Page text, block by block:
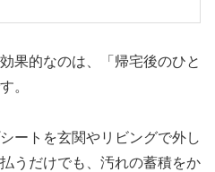
果的なのは、「帰宅後のひと
。
ートを玄関やリビングで外し
うだけでも、汚れの蓄積をか